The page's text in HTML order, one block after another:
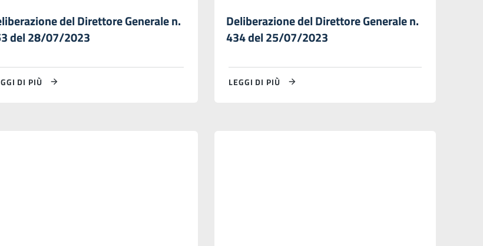
del Direttore Generale n.
del 28/07/2023
DI PIÙ
Deliberazione del Direttore Generale n.
434 del 25/07/2023
LEGGI DI PIÙ